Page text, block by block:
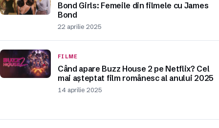
Bond Girls: Femeile din filmele cu James
Bond
22 aprilie 2025
FILME
Când apare Buzz House 2 pe Netflix? Cel
mai așteptat film românesc al anului 2025
14 aprilie 2025